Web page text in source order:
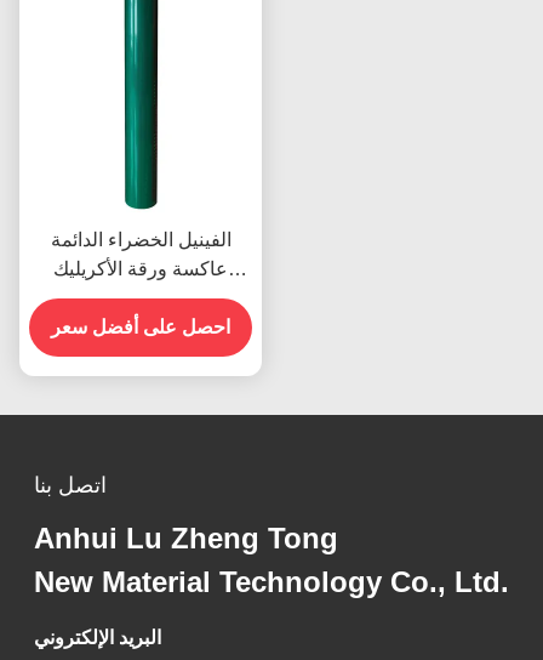
الفينيل الخضراء الدائمة
عاكسة ورقة الأكريليك
للسلامة على الطريق
احصل على أفضل سعر
اتصل بنا
Anhui Lu Zheng Tong
New Material Technology Co., Ltd.
البريد الإلكتروني